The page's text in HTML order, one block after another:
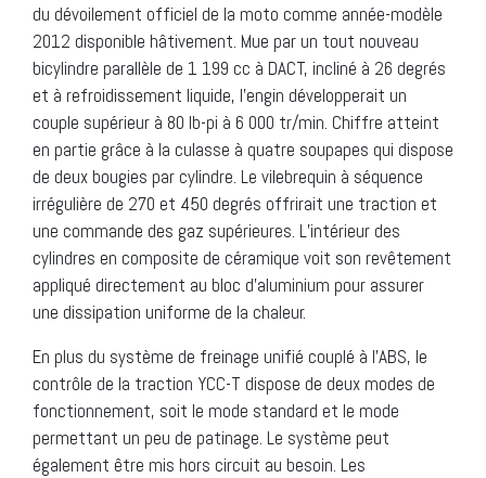
du dévoilement officiel de la moto comme année-modèle
2012 disponible hâtivement. Mue par un tout nouveau
bicylindre parallèle de 1 199 cc à DACT, incliné à 26 degrés
et à refroidissement liquide, l’engin développerait un
couple supérieur à 80 lb-pi à 6 000 tr/min. Chiffre atteint
en partie grâce à la culasse à quatre soupapes qui dispose
de deux bougies par cylindre. Le vilebrequin à séquence
irrégulière de 270 et 450 degrés offrirait une traction et
une commande des gaz supérieures. L’intérieur des
cylindres en composite de céramique voit son revêtement
appliqué directement au bloc d’aluminium pour assurer
une dissipation uniforme de la chaleur.
En plus du système de freinage unifié couplé à l’ABS, le
contrôle de la traction YCC-T dispose de deux modes de
fonctionnement, soit le mode standard et le mode
permettant un peu de patinage. Le système peut
également être mis hors circuit au besoin. Les